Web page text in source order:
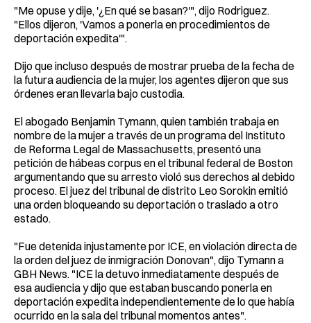
"Me opuse y dije, '¿En qué se basan?'", dijo Rodriguez.
"Ellos dijeron, 'Vamos a ponerla en procedimientos de
deportación expedita'".
Dijo que incluso después de mostrar prueba de la fecha de
la futura audiencia de la mujer, los agentes dijeron que sus
órdenes eran llevarla bajo custodia.
El abogado Benjamin Tymann, quien también trabaja en
nombre de la mujer a través de un programa del Instituto
de Reforma Legal de Massachusetts, presentó una
petición de hábeas corpus en el tribunal federal de Boston
argumentando que su arresto violó sus derechos al debido
proceso. El juez del tribunal de distrito Leo Sorokin emitió
una orden bloqueando su deportación o traslado a otro
estado.
"Fue detenida injustamente por ICE, en violación directa de
la orden del juez de inmigración Donovan", dijo Tymann a
GBH News. "ICE la detuvo inmediatamente después de
esa audiencia y dijo que estaban buscando ponerla en
deportación expedita independientemente de lo que había
ocurrido en la sala del tribunal momentos antes".